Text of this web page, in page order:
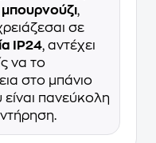
,
σε
IP24, αντέχει
να το
στο μπάνιο
πανεύκολη